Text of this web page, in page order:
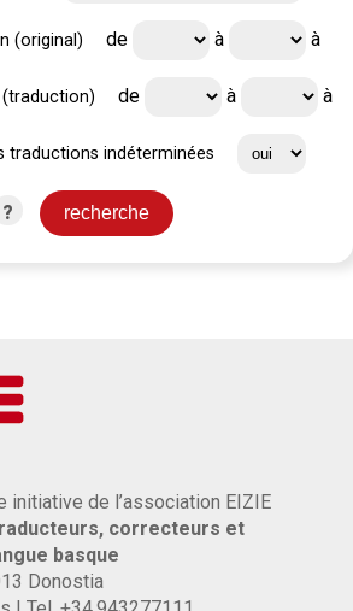
(original) de à à
de à à
traductions indéterminées
?
initiative de l’association EIZIE
correcteurs et
basque
Donostia